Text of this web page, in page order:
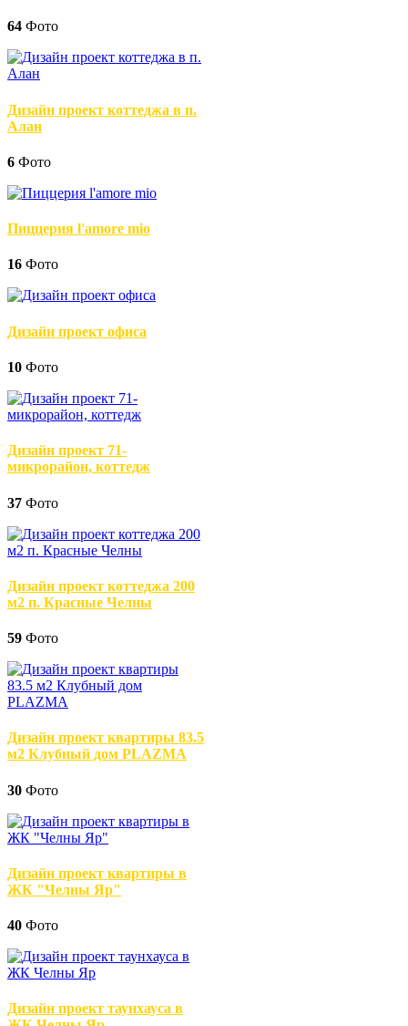
64 Фото
Дизайн проект коттеджа в п.
Алан
6 Фото
Пиццерия l'amore mio
16 Фото
Дизайн проект офиса
10 Фото
Дизайн проект 71-
микрорайон, коттедж
37 Фото
Дизайн проект коттеджа 200
м2 п. Красные Челны
59 Фото
Дизайн проект квартиры 83.5
м2 Клубный дом PLAZMA
30 Фото
Дизайн проект квартиры в
ЖК "Челны Яр"
40 Фото
Дизайн проект таунхауса в